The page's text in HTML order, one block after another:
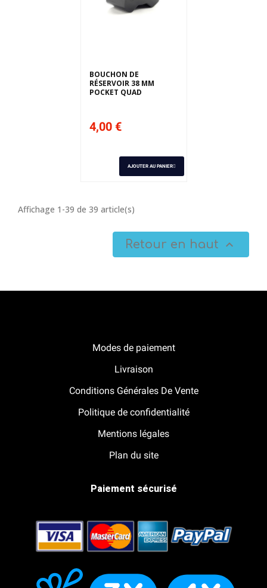
BOUCHON DE
RÉSERVOIR 38 MM
POCKET QUAD
4,00 €
AJOUTER AU PANIER
Affichage 1-39 de 39 article(s)
Retour en haut 
Modes de paiement
Livraison
Conditions Générales De Vente
Politique de confidentialité
Mentions légales
Plan du site
Paiement sécurisé